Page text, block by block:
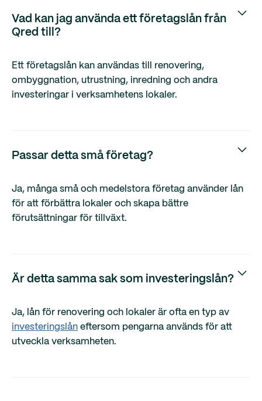
Vad kan jag använda ett företagslån från
Qred till?
Ett företagslån kan användas till renovering,
ombyggnation, utrustning, inredning och andra
investeringar i verksamhetens lokaler.
Passar detta små företag?
Ja, många små och medelstora företag använder lån
för att förbättra lokaler och skapa bättre
förutsättningar för tillväxt.
Är detta samma sak som investeringslån?
Ja, lån för renovering och lokaler är ofta en typ av
investeringslån eftersom pengarna används för att
utveckla verksamheten.